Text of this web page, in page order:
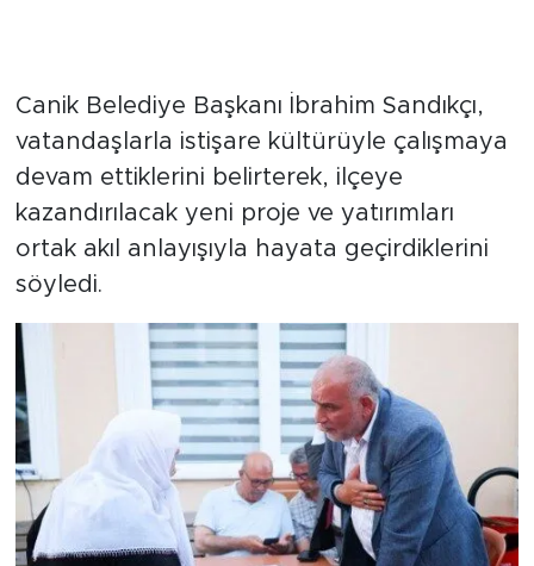
Canik Belediye Başkanı İbrahim Sandıkçı,
vatandaşlarla istişare kültürüyle çalışmaya
devam ettiklerini belirterek, ilçeye
kazandırılacak yeni proje ve yatırımları
ortak akıl anlayışıyla hayata geçirdiklerini
söyledi.